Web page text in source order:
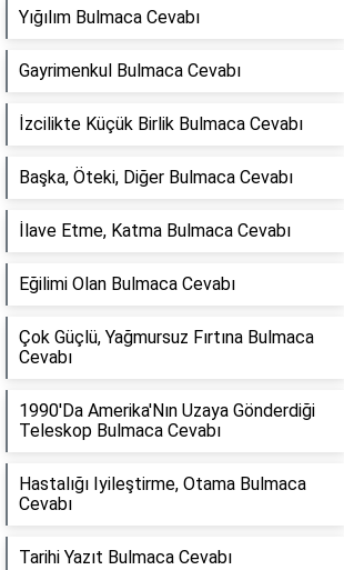
Yığılım Bulmaca Cevabı
Gayrimenkul Bulmaca Cevabı
İzcilikte Küçük Birlik Bulmaca Cevabı
Başka, Öteki, Diğer Bulmaca Cevabı
İlave Etme, Katma Bulmaca Cevabı
Eğilimi Olan Bulmaca Cevabı
Çok Güçlü, Yağmursuz Fırtına Bulmaca
Cevabı
1990'Da Amerika'Nın Uzaya Gönderdiği
Teleskop Bulmaca Cevabı
Hastalığı Iyileştirme, Otama Bulmaca
Cevabı
Tarihi Yazıt Bulmaca Cevabı